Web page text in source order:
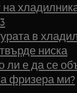
в
ниска
ли е да се
фризера ми?